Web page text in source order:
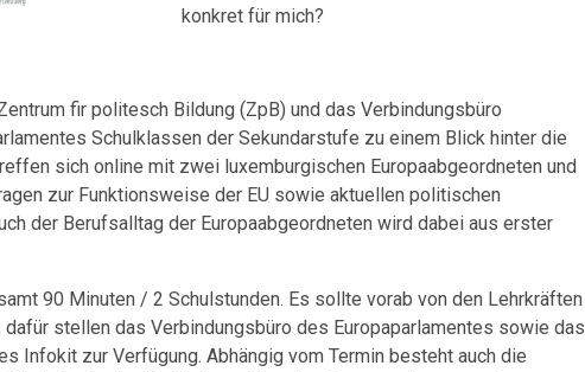
konkret für mich?
fir politesch Bildung (ZpB) und das Verbindungsbüro
Schulklassen der Sekundarstufe zu einem Blick hinter die
sich online mit zwei luxemburgischen Europaabgeordneten und
zur Funktionsweise der EU sowie aktuellen politischen
der Berufsalltag der Europaabgeordneten wird dabei aus erster
90 Minuten / 2 Schulstunden. Es sollte vorab von den Lehrkräften
stellen das Verbindungsbüro des Europaparlamentes sowie das
Infokit zur Verfügung. Abhängig vom Termin besteht auch die